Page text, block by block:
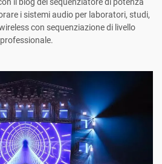
i sistemi audio per laboratori, studi,
con sequenziazione di livello
professionale.